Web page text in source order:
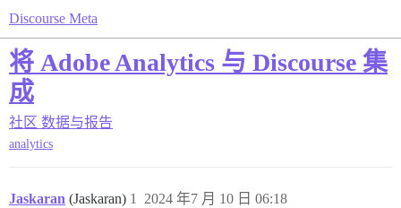
Discourse Meta
将 Adobe Analytics 与 Discourse 集
成
社区 数据与报告
analytics
Jaskaran (Jaskaran) 2024 年7 月 10 日 06:18
1